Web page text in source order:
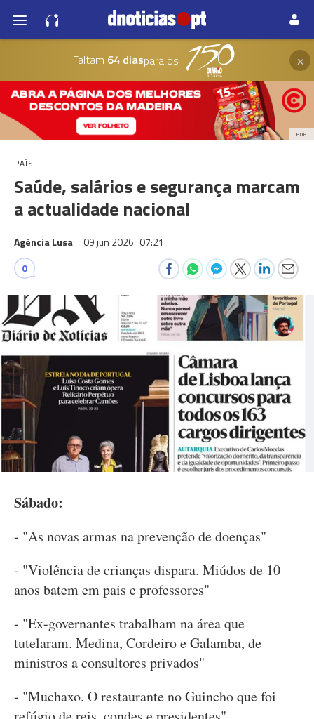
Faltam 64 diaspara os ×
PUB
PAÍS
Saúde, salários e segurança marcam
a actualidade nacional
Agência Lusa 09 jun 2026 07:21
0
Sábado:
- "As novas armas na prevenção de doenças"
- "Violência de crianças dispara. Miúdos de 10
anos batem em pais e professores"
- "Ex-governantes trabalham na área que
tutelaram. Medina, Cordeiro e Galamba, de
ministros a consultores privados"
- "Muchaxo. O restaurante no Guincho que foi